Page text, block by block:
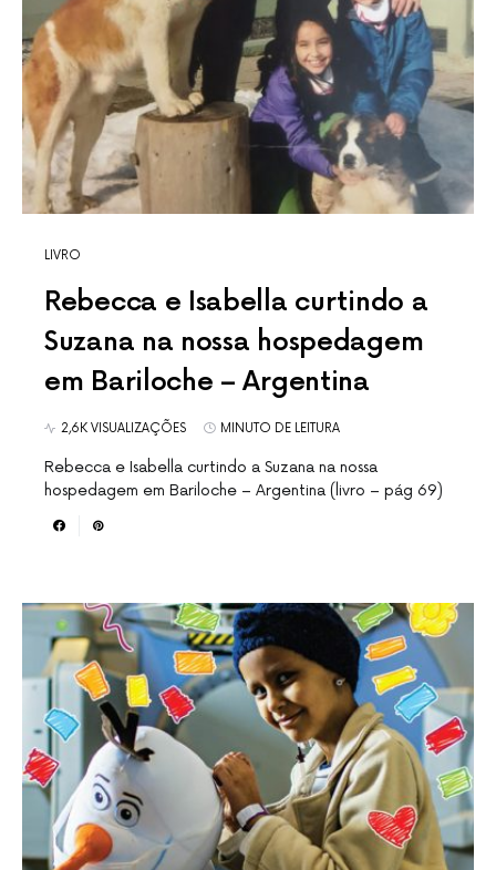
LIVRO
Rebecca e Isabella curtindo a
Suzana na nossa hospedagem
em Bariloche – Argentina
2,6K VISUALIZAÇÕES MINUTO DE LEITURA
Rebecca e Isabella curtindo a Suzana na nossa
hospedagem em Bariloche – Argentina (livro – pág 69)